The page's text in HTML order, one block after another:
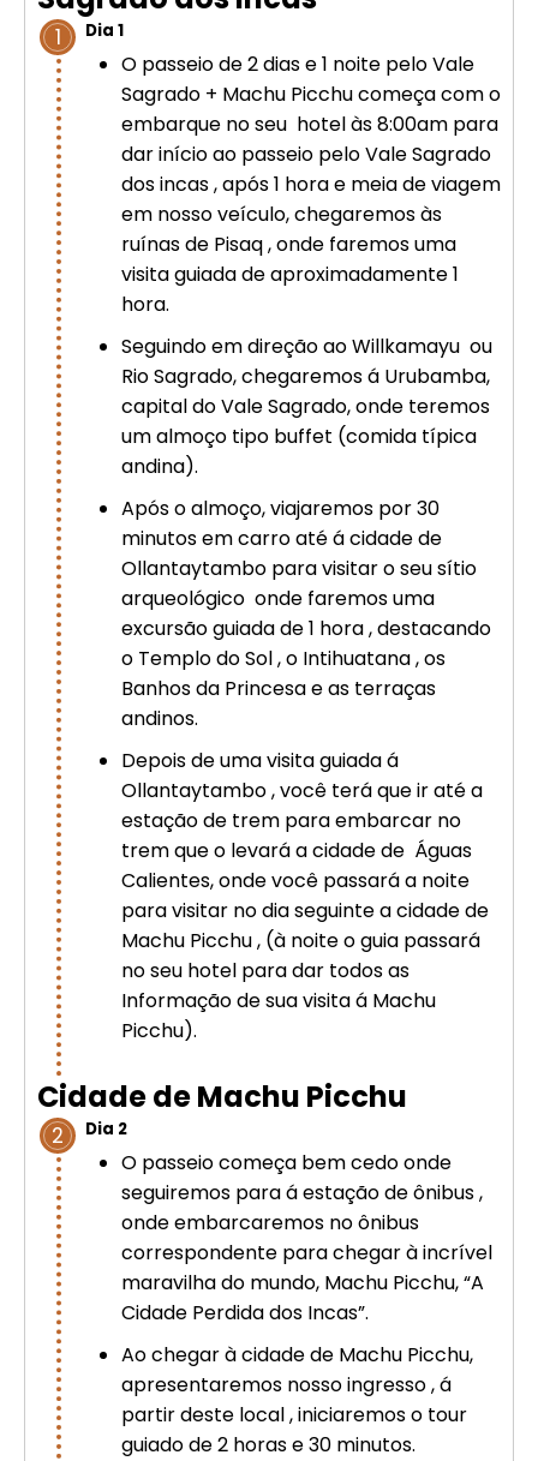
Cusco – Acomodação em hotel 4
Excursão de luxo de 8 dias em
Cusco: Machu Picchu + hotel 4
estrelas
1 Dia 1
O passeio de 2 dias e 1 noite pelo Vale
Sagrado + Machu Picchu começa com o
embarque no seu hotel às 8:00am para
dar início ao passeio pelo Vale Sagrado
dos incas , após 1 hora e meia de viagem
em nosso veículo, chegaremos às
ruínas de Pisaq , onde faremos uma
visita guiada de aproximadamente 1
hora.
Seguindo em direção ao Willkamayu ou
Rio Sagrado, chegaremos á Urubamba,
capital do Vale Sagrado, onde teremos
um almoço tipo buffet (comida típica
andina).
Após o almoço, viajaremos por 30
minutos em carro até á cidade de
Ollantaytambo para visitar o seu sítio
arqueológico onde faremos uma
excursão guiada de 1 hora , destacando
o Templo do Sol , o Intihuatana , os
Banhos da Princesa e as terraças
andinos.
Depois de uma visita guiada á
Ollantaytambo , você terá que ir até a
estação de trem para embarcar no
trem que o levará a cidade de Águas
Calientes, onde você passará a noite
para visitar no dia seguinte a cidade de
Machu Picchu , (à noite o guia passará
no seu hotel para dar todos as
Informação de sua visita á Machu
Picchu).
Cidade de Machu Picchu
2 Dia 2
O passeio começa bem cedo onde
seguiremos para á estação de ônibus ,
onde embarcaremos no ônibus
correspondente para chegar à incrível
maravilha do mundo, Machu Picchu, “A
Cidade Perdida dos Incas”.
Ao chegar à cidade de Machu Picchu,
apresentaremos nosso ingresso , á
partir deste local , iniciaremos o tour
guiado de 2 horas e 30 minutos.